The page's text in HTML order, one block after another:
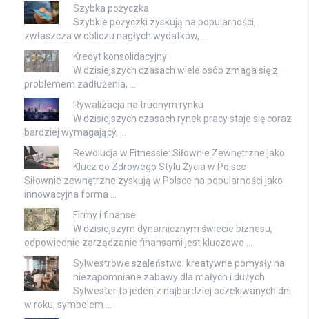
Szybka pożyczka
Szybkie pożyczki zyskują na popularności,
zwłaszcza w obliczu nagłych wydatków, …
Kredyt konsolidacyjny
W dzisiejszych czasach wiele osób zmaga się z
problemem zadłużenia, …
Rywalizacja na trudnym rynku
W dzisiejszych czasach rynek pracy staje się coraz
bardziej wymagający, …
Rewolucja w Fitnessie: Siłownie Zewnętrzne jako
Klucz do Zdrowego Stylu Życia w Polsce
Siłownie zewnętrzne zyskują w Polsce na popularności jako
innowacyjna forma …
Firmy i finanse
W dzisiejszym dynamicznym świecie biznesu,
odpowiednie zarządzanie finansami jest kluczowe …
Sylwestrowe szaleństwo: kreatywne pomysły na
niezapomniane zabawy dla małych i dużych
Sylwester to jeden z najbardziej oczekiwanych dni
w roku, symbolem …